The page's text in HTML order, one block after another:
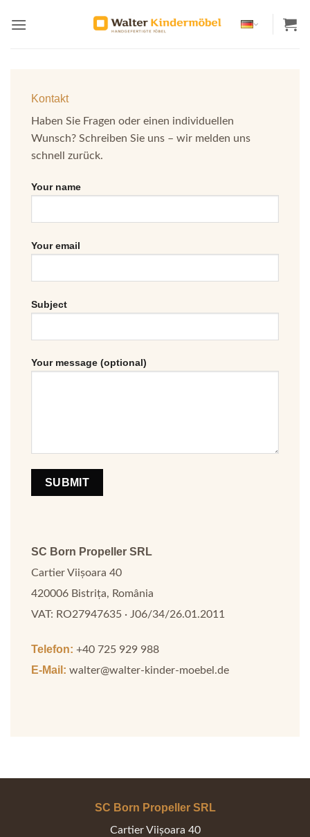
Inhalt
Kontakt
Haben Sie Fragen oder einen individuellen
Wunsch? Schreiben Sie uns – wir melden uns
schnell zurück.
Your name
Your email
Subject
Your message (optional)
SC Born Propeller SRL
Cartier Viișoara 40
420006 Bistrița, România
VAT: RO27947635 · J06/34/26.01.2011
Telefon: +40 725 929 988
E-Mail: walter@walter-kinder-moebel.de
SC Born Propeller SRL
Cartier Viișoara 40